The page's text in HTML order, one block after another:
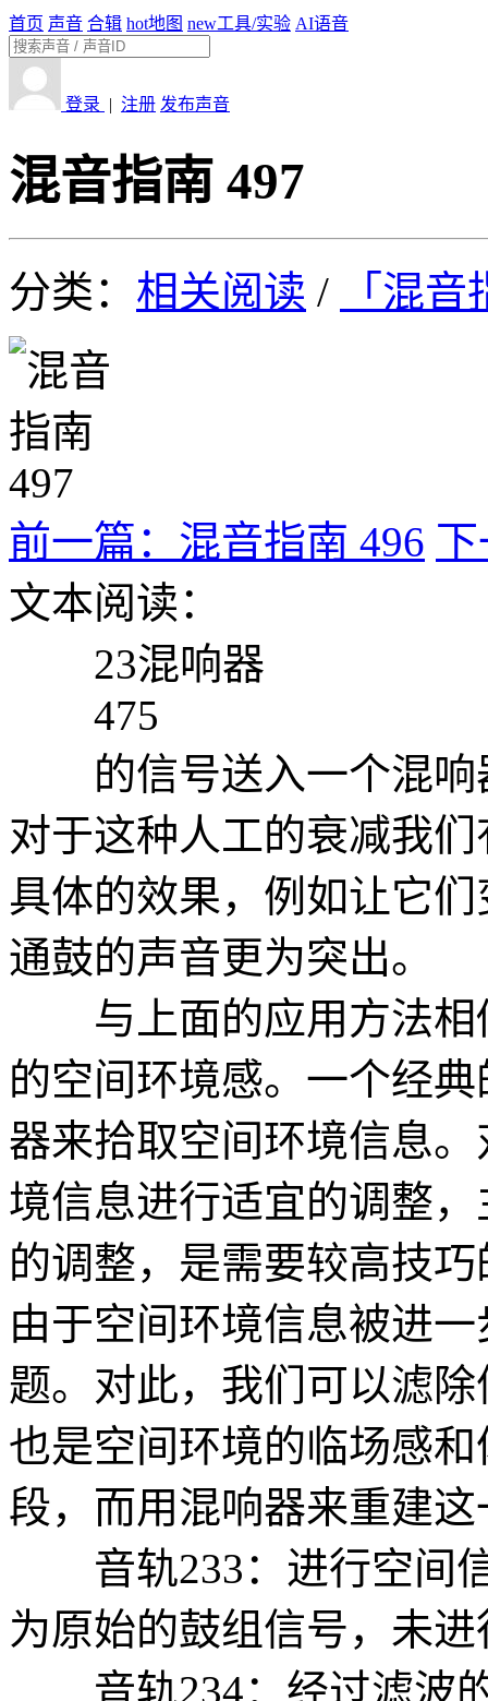
首页 声音 合辑 hot地图 new工具/实验 AI语音
登录 | 注册 发布声音
混音指南 497
分类： 相关阅读 / 「混
前一篇：混音指南 496
文本阅读：
23混响器
475
的信号送入一个混响
对于这种人工的衰减我
具体的效果，例如让它
通鼓的声音更为突出。
与上面的应用方法相
的空间环境感。一个经
器来拾取空间环境信息
境信息进行适宜的调整
的调整，是需要较高技
由于空间环境信息被进
题。对此，我们可以滤
也是空间环境的临场感
段，而用混响器来重建
音轨233：进行空间信
为原始的鼓组信号，未
音轨234：经过滤波